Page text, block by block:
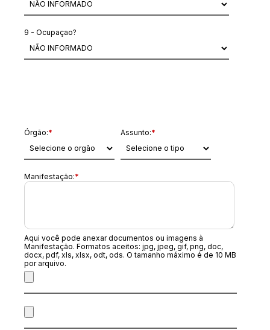
9 - Ocupaçao?
Órgão:* Assunto:*
Manifestação:*
Aqui você pode anexar documentos ou imagens à
Manifestação. Formatos aceitos: jpg, jpeg, gif, png, doc,
docx, pdf, xls, xlsx, odt, ods. O tamanho máximo é de 10 MB
por arquivo.